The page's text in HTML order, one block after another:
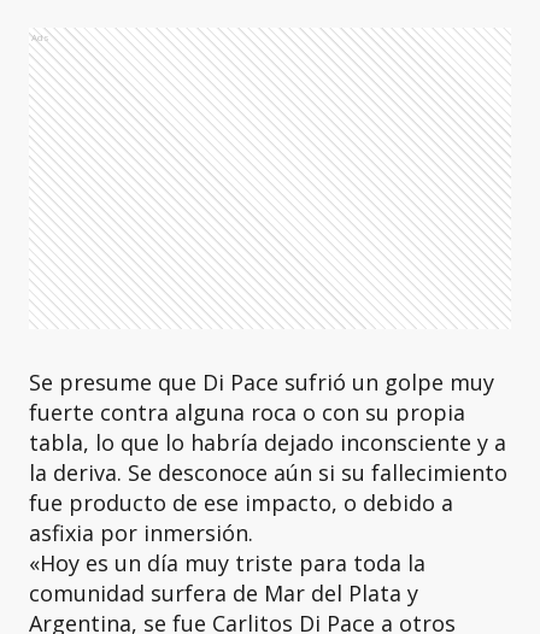
Ads
Se presume que Di Pace sufrió un golpe muy
fuerte contra alguna roca o con su propia
tabla, lo que lo habría dejado inconsciente y a
la deriva. Se desconoce aún si su fallecimiento
fue producto de ese impacto, o debido a
asfixia por inmersión.
«Hoy es un día muy triste para toda la
comunidad surfera de Mar del Plata y
Argentina, se fue Carlitos Di Pace a otros